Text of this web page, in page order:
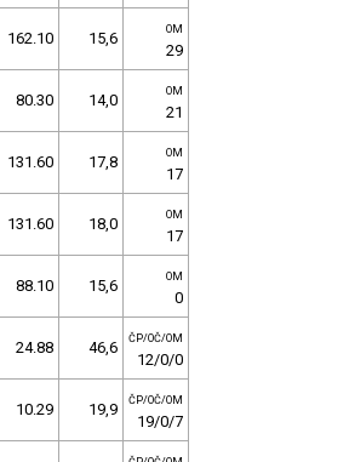
162.10 15,6 OM
29
80.30 14,0 OM
21
131.60 17,8 OM
17
131.60 18,0 OM
17
88.10 15,6 OM
0
24.88 46,6 ČP/OČ/OM
12/0/0
10.29 19,9 ČP/OČ/OM
19/0/7